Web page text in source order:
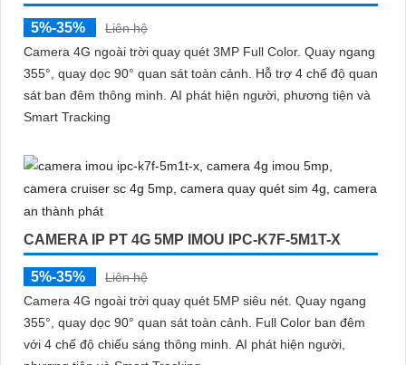
5%-35%
Liên hệ
Camera 4G ngoài trời quay quét 3MP Full Color. Quay ngang
355°, quay dọc 90° quan sát toàn cảnh. Hỗ trợ 4 chế độ quan
sát ban đêm thông minh. AI phát hiện người, phương tiện và
Smart Tracking
CAMERA IP PT 4G 5MP IMOU IPC-K7F-5M1T-X
5%-35%
Liên hệ
Camera 4G ngoài trời quay quét 5MP siêu nét. Quay ngang
355°, quay dọc 90° quan sát toàn cảnh. Full Color ban đêm
với 4 chế độ chiếu sáng thông minh. AI phát hiện người,